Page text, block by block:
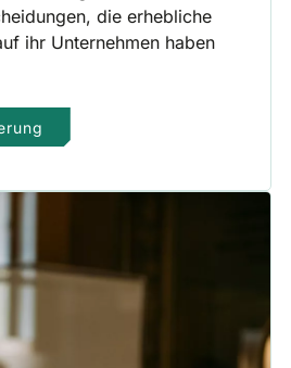
die erhebliche
ihr Unternehmen haben